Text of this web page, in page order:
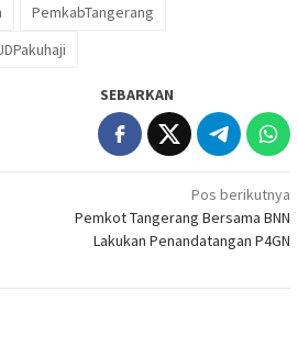
PemkabTangerang
SEBARKAN
Pos berikutnya
Pemkot Tangerang Bersama BNN
Lakukan Penandatangan P4GN